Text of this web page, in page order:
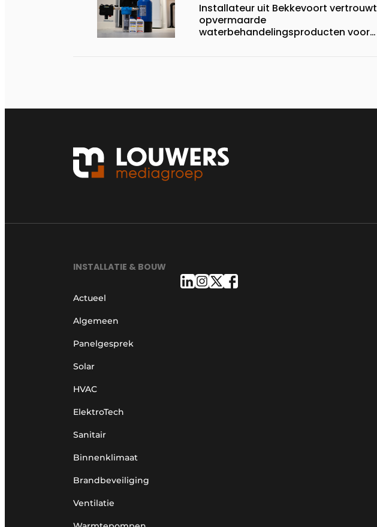
Installateur uit Bekkevoort vertrouwt
opvermaarde
waterbehandelingsproducten voor
INSTALLATIE & BOUW
Actueel
Algemeen
Panelgesprek
Solar
HVAC
ElektroTech
Sanitair
Binnenklimaat
Brandbeveiliging
Ventilatie